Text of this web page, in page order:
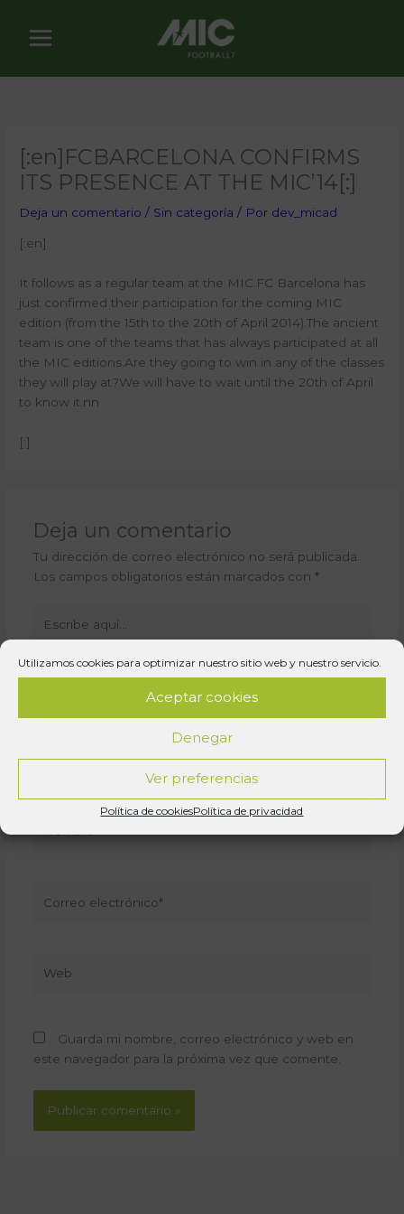
Utilizamos cookies para optimizar nuestro sitio web y nuestro servicio.
Aceptar cookies
Denegar
Ver preferencias
Política de cookiesPolítica de privacidad
contenido
[:en]FCBARCELONA CONFIRMS
ITS PRESENCE AT THE MIC’14[:]
Deja un comentario / Sin categoría / Por dev_micad
[:en]
It follows as a regular team at the MIC.FC Barcelona has
just confirmed their participation for the coming MIC
edition (from the 15th to the 20th of April 2014).The ancient
team is one of the teams that has always participated at all
the MIC editions.Are they going to win in any of the classes
they will play at?We will have to wait until the 20th of April
to know it.nn
[:]
Deja un comentario
Tu dirección de correo electrónico no será publicada.
Los campos obligatorios están marcados con *
aquí...
electrónico*
Guarda mi nombre, correo electrónico y web en
este navegador para la próxima vez que comente.